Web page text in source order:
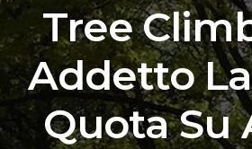
Tree
Addetto
Quota Su